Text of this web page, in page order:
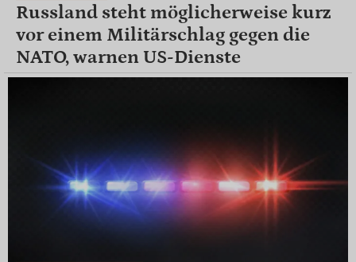
Russland steht möglicherweise kurz
vor einem Militärschlag gegen die
NATO, warnen US-Dienste